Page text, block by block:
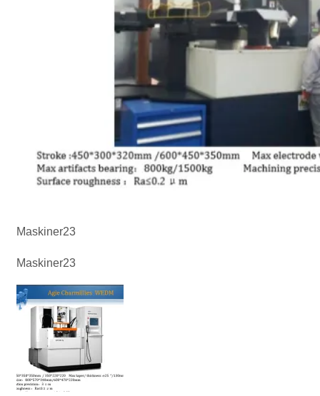
Maskiner23
Maskiner23